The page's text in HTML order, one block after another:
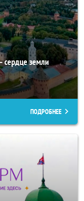
сердце земли
ПОДРОБНЕЕ